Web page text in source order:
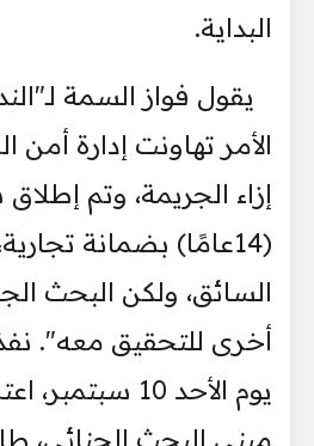
البداية.
يقول فواز السمة
الأمر تهاونت إدارة أمن
إزاء الجريمة، وتم
(14عامًا) بضمانة
السائق، ولكن البحث
أخرى للتحقيق معه".
يوم الأحد 10
مبنى البحث الجنائي،